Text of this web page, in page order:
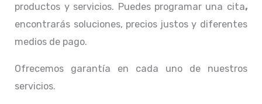
productos y servicios. Puedes programar una cita,
encontrarás soluciones, precios justos y diferentes
medios de pago.
Ofrecemos garantía en cada uno de nuestros
servicios.